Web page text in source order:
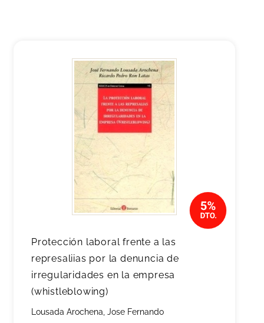
Protección laboral frente a las
represaliias por la denuncia de
irregularidades en la empresa
(whistleblowing)
Lousada Arochena, Jose Fernando